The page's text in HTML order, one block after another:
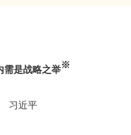
需是战略之举※
习近平